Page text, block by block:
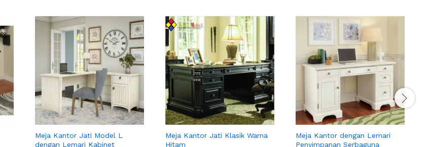
Meja Kantor Jati Model L
dengan Lemari Kabinet
Meja Kantor Jati Klasik Warna
Hitam
Meja Kantor dengan Lemari
Penyimpanan Serbaguna